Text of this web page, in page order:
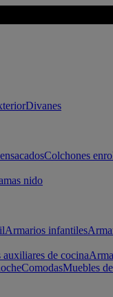
Divanes
Colchones
nido
Armarios infantiles
auxiliares de cocina
ComodasMuebles